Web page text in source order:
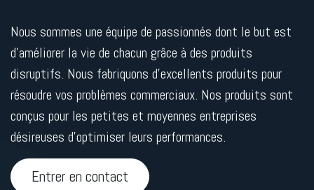
Nous sommes une équipe de passionnés dont le but est
d'améliorer la vie de chacun grâce à des produits
disruptifs. Nous fabriquons d'excellents produits pour
résoudre vos problèmes commerciaux. Nos produits sont
conçus pour les petites et moyennes entreprises
désireuses d'optimiser leurs performances.
Entrer en contact